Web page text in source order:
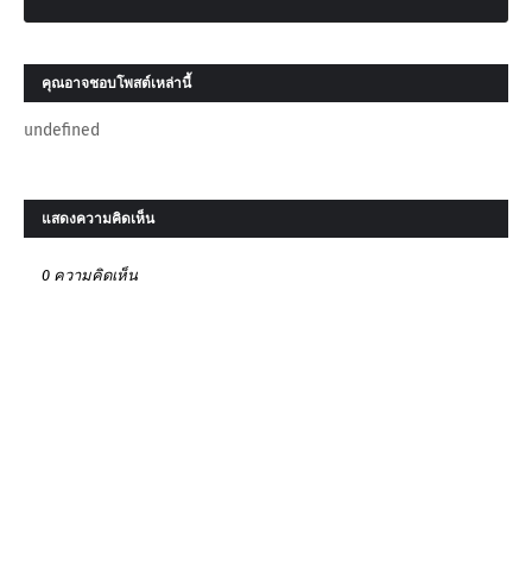
คุณอาจชอบโพสต์เหล่านี้
undefined
แสดงความคิดเห็น
0 ความคิดเห็น